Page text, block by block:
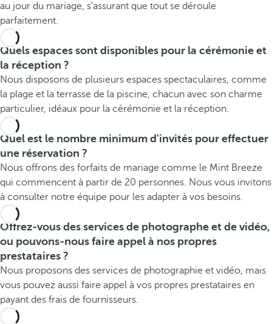
au jour du mariage, s'assurant que tout se déroule
parfaitement.
Quels espaces sont disponibles pour la cérémonie et
la réception ?
Nous disposons de plusieurs espaces spectaculaires, comme
la plage et la terrasse de la piscine, chacun avec son charme
particulier, idéaux pour la cérémonie et la réception.
Quel est le nombre minimum d'invités pour effectuer
une réservation ?
Nous offrons des forfaits de mariage comme le Mint Breeze
qui commencent à partir de 20 personnes. Nous vous invitons
à consulter notre équipe pour les adapter à vos besoins.
Offrez-vous des services de photographe et de vidéo,
ou pouvons-nous faire appel à nos propres
prestataires ?
Nous proposons des services de photographie et vidéo, mais
vous pouvez aussi faire appel à vos propres prestataires en
payant des frais de fournisseurs.